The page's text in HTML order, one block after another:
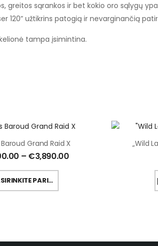
greitos sąrankos ir bet kokio oro sąlygų
120” užtikrins patogią ir nevarginančią
tampa įsimintina.
Grand Raid X
– €3,890.00
PASIRINKITE PARINKTYS
„Wild